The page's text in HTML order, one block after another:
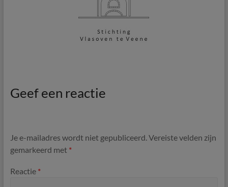
Geef een reactie
Je e-mailadres wordt niet gepubliceerd.Vereiste velden zijn
gemarkeerd met *
Reactie *